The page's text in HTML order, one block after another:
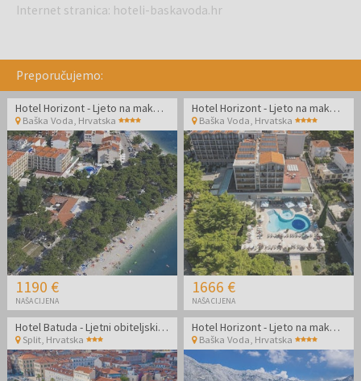
Internet stranica: hoteli-baskavoda.hr
Preporučujemo:
Hotel Horizont - Ljeto na makarskoj rivijeri
Baška Voda Hrvatska
1190 €
NAŠA CIJENA
Hotel Horizont - Ljeto na makarskoj rivijeri
Baška Voda Hrvatska
1666 €
NAŠA CIJENA
Hotel Batuda - Ljetni obiteljski odmor u Splitu
Split, Hrvatska
Hotel Horizont - Ljeto na makarskoj rivijeri
Baška Voda Hrvatska